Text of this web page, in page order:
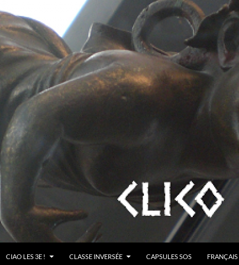
CIAO LES 3E ! CLASSE INVERSÉE CAPSULES SOS FRANÇAIS